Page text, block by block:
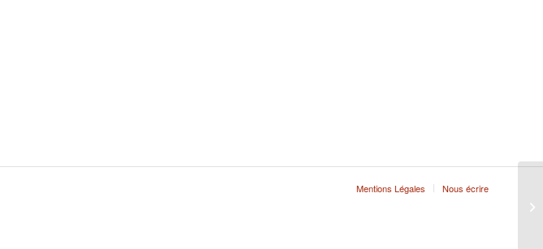
Mentions Légales Nous écrire